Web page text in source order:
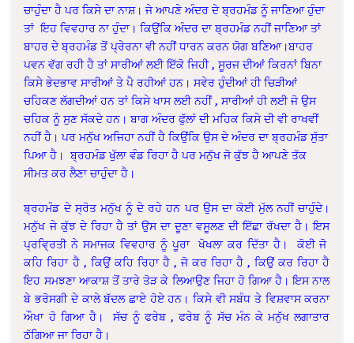
ਚਾਹੁੰਦਾ ਹੈ ਪਰ ਕਿਸੇ ਦਾ ਨਾਸ਼। ਜੇ ਆਪਣੇ ਅੰਦਰ ਦੇ ਬ੍ਰਹਮੰਡ ਨੂੰ ਜਾਣਿਆ ਹੁੰਦਾ
ਤਾਂ ਇਹ ਵਿਵਹਾਰ ਨਾ ਹੁੰਦਾ। ਕਿਉਂਕਿ ਅੰਦਰ ਦਾ ਬ੍ਰਹਮੰਡ ਨਹੀਂ ਜਾਣਿਆ ਤਾਂ
ਬਾਹਰ ਦੇ ਬ੍ਰਹਮੰਡ ਤੋਂ ਪ੍ਰੇਰਨਾ ਵੀ ਨਹੀਂ ਧਾਰਨ ਕਰਨ ਯੋਗ ਬਣਿਆ।ਬਾਹਰ
ਪਵਨ ਵੱਗ ਰਹੀ ਹੈ ਤਾਂ ਸਾਰੀਆਂ ਲਈ ਇੱਕੋ ਜਿਹੀ , ਸੂਰਜ ਦੀਆਂ ਕਿਰਨਾਂ ਬਿਨਾ
ਕਿਸੇ ਭੇਦਭਾਵ ਸਾਰੀਆਂ ਤੇ ਪੈ ਰਹੀਆਂ ਹਨ। ਸਵੇਰ ਹੁੰਦੀਆਂ ਹੀ ਚਿੜੀਆਂ
ਚਹਿਕਣ ਲੱਗਦੀਆਂ ਹਨ ਤਾਂ ਕਿਸੇ ਖਾਸ ਲਈ ਨਹੀਂ , ਸਾਰੀਆਂ ਹੀ ਲਈ ਜੋ ਉਸ
ਚਹਿਕ ਨੂੰ ਸੁਣ ਸੱਕਦੇ ਹਨ। ਬਾਗ ਅੰਦਰ ਫੁੱਲਾਂ ਦੀ ਮਹਿਕ ਕਿਸੇ ਦੀ ਵੀ ਰਾਖਵੀਂ
ਨਹੀਂ ਹੈ। ਪਰ ਮਨੁੱਖ ਅਜਿਹਾ ਨਹੀਂ ਹੈ ਕਿਉਂਕਿ ਉਸ ਦੇ ਅੰਦਰ ਦਾ ਬ੍ਰਹਮੰਡ ਸੁੱਤਾ
ਪਿਆ ਹੈ। ਬ੍ਰਹਮੰਡ ਖੁੱਲਾ ਵੰਡ ਰਿਹਾ ਹੈ ਪਰ ਮਨੁੱਖ ਜੋ ਕੁੱਝ ਹੈ ਆਪਣੇ ਤੱਕ
ਸੀਮਤ ਕਰ ਲੈਣਾ ਚਾਹੁੰਦਾ ਹੈ।
ਬ੍ਰਹਮੰਡ ਦੇ ਸ੍ਰੋਤ ਮਨੁੱਖ ਨੂੰ ਦੇ ਰਹੇ ਹਨ ਪਰ ਉਸ ਦਾ ਕੋਈ ਮੁੱਲ ਨਹੀਂ ਚਾਹੁੰਦੇ।
ਮਨੁੱਖ ਜੇ ਕੁੱਝ ਦੇ ਰਿਹਾ ਹੈ ਤਾਂ ਉਸ ਦਾ ਦੂਣਾ ਵਸੂਲਣ ਦੀ ਇੱਛਾ ਰੱਖਦਾ ਹੈ। ਇਸ
ਪ੍ਰਵ੍ਰਿਤੀ ਨੇ ਸਮਾਜਕ ਵਿਵਹਾਰ ਨੂੰ ਪੂਰਾ ਖੋਖਲਾ ਕਰ ਦਿੱਤਾ ਹੈ। ਕੋਈ ਜੋ
ਕਹਿ ਰਿਹਾ ਹੈ , ਕਿਉਂ ਕਹਿ ਰਿਹਾ ਹੈ , ਜੋ ਕਰ ਰਿਹਾ ਹੈ , ਕਿਉਂ ਕਰ ਰਿਹਾ ਹੈ
ਇਹ ਸਮਝਣਾ ਆਕਾਸ਼ ਤੋਂ ਤਾਰੇ ਤੋੜ ਕੇ ਲਿਆਉਣ ਜਿਹਾ ਹੋ ਗਿਆ ਹੈ। ਇਸ ਨਾਲ
ਬੇ ਭਰੋਸਗੀ ਦੇ ਕਾਲੇ ਬੱਦਲ ਛਾਏ ਹੋਏ ਹਨ। ਕਿਸੇ ਵੀ ਸਬੰਧ ਤੇ ਵਿਸ਼ਵਾਸ ਕਰਨਾ
ਔਖਾ ਹੋ ਗਿਆ ਹੈ। ਸੱਚ ਨੂੰ ਫਰੇਬ , ਫਰੇਬ ਨੂੰ ਸੱਚ ਮੰਨ ਕੇ ਮਨੁੱਖ ਲਗਾਤਾਰ
ਠੱਗਿਆ ਜਾ ਰਿਹਾ ਹੈ।